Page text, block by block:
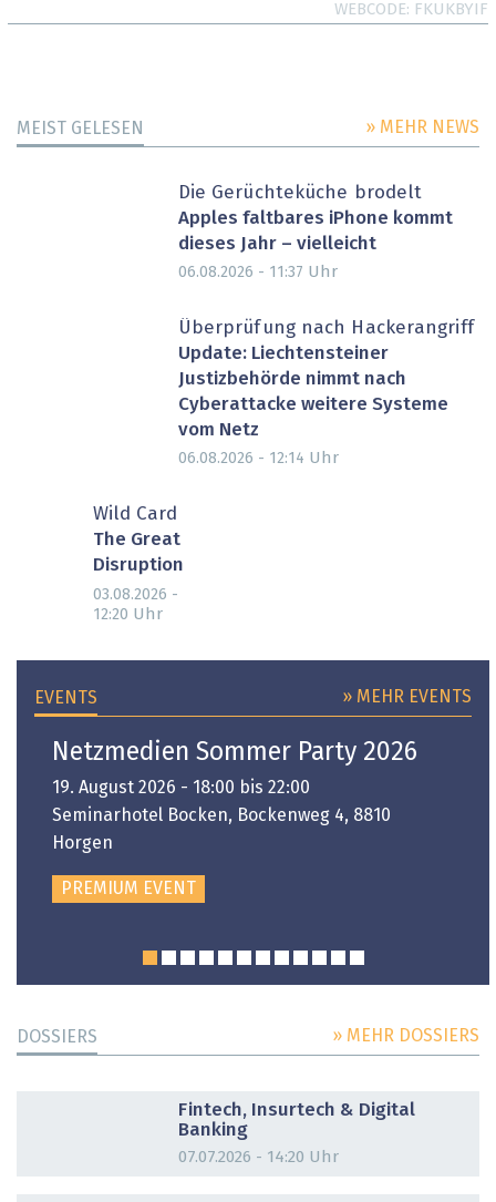
WEBCODE FKUKBYIF
MEIST GELESEN » MEHR NEWS
Die Gerüchteküche brodelt
Apples faltbares iPhone kommt
dieses Jahr – vielleicht
06.08.2026 - 11:37 Uhr
Überprüfung nach Hackerangriff
Update: Liechtensteiner
Justizbehörde nimmt nach
Cyberattacke weitere Systeme
vom Netz
06.08.2026 - 12:14 Uhr
Wild Card
The Great
Disruption
03.08.2026 -
12:20 Uhr
EVENTS » MEHR EVENTS
Netzmedien Sommer Party 2026
19. August 2026 - 18:00 bis 22:00
Seminarhotel Bocken, Bockenweg 4, 8810
Horgen
PREMIUM EVENT
DOSSIERS » MEHR DOSSIERS
Fintech, Insurtech & Digital
Banking
07.07.2026 - 14:20 Uhr